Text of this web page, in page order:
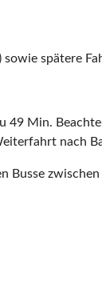
spätere
Min.
nach
Busse